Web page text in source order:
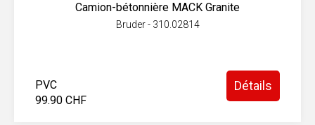
Camion-bétonnière MACK Granite
Bruder - 310.02814
PVC
99.90 CHF
Détails